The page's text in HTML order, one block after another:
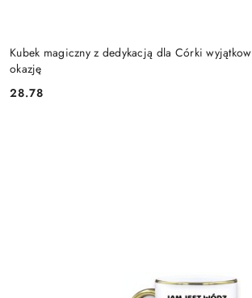
Kubek magiczny z dedykacją dla Córki
okazję
Cena:
28.78